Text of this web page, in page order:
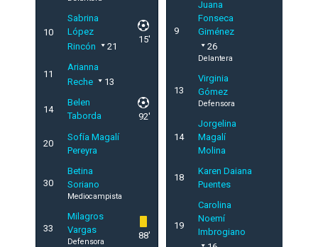
10
Sabrina
López
Rincón
21
15'
11
Arianna
Reche
13
14
Belen
Taborda
92'
20
Sofía Magalí
Pereyra
30
Betina
Soriano
Mediocampista
33
Milagros
Vargas
Defensora
88'
9
Juana
Fonseca
Giménez
26
Delantera
13
Virginia
Gómez
Defensora
14
Jorgelina
Magalí
Molina
18
Karen Daiana
Puentes
19
Carolina
Noemí
Imbrogiano